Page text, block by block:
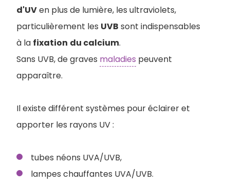
d'UVen plus de lumière, les ultraviolets,
particulièrement les UVB sont indispensables
à la fixation du calcium.
Sans UVB, de graves maladies peuvent
apparaître.
Il existe différent systèmes pour éclairer et
apporter les rayons UV :
tubes néons UVA/UVB,
lampes chauffantes UVA/UVB.